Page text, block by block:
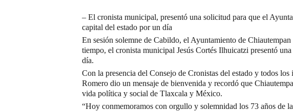
– El cronista municipal, presentó una solicitud para que el
capital del estado por un día
En sesión solemne de Cabildo, el Ayuntamiento de
tiempo, el cronista municipal Jesús Cortés Ilhuicatzi presentó
día.
Con la presencia del Consejo de Cronistas del estado y todos
Romero dio un mensaje de bienvenida y recordó que
vida política y social de Tlaxcala y México.
“Hoy conmemoramos con orgullo y solemnidad los 73 años de